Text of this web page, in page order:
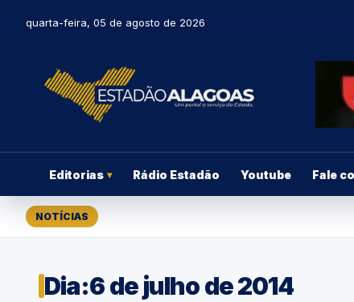
quarta-feira, 05 de agosto de 2026
Editorias ▾ Rádio Estadão Youtube Fale
NOTÍCIAS
Dia:6 de julho de 2014